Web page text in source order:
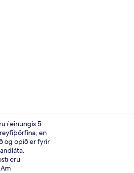
í einungis 5
en
og opið er fyrir
eru